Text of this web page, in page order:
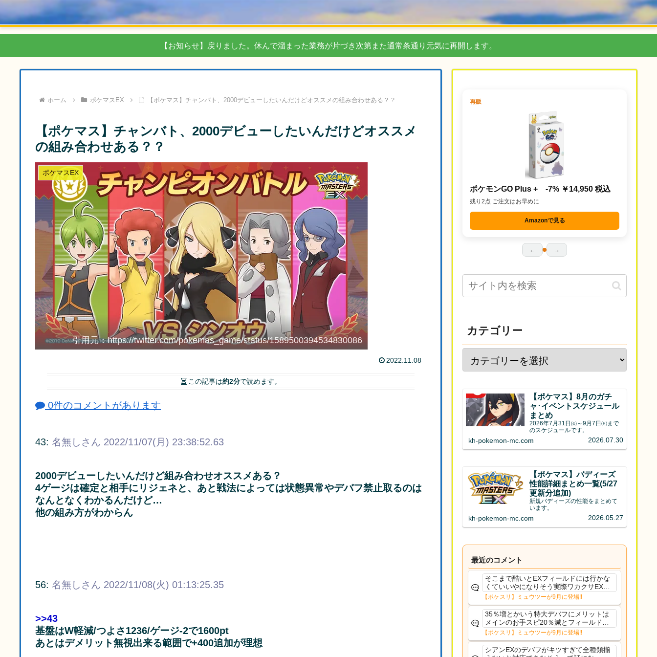
【お知らせ】戻りました。休んで溜まった業務が片づき次第また通常条通り元気に再開します。
ホーム ポケマスEX 【ポケマス】チャンバト、2000デビューしたいんだけどオススメの組み合わせある？？
【ポケマス】チャンバト、2000デビューしたいんだけどオススメ
の組み合わせある？？
ポケマスEX
引用元：https://twitter.com/pokemas_game/status/1589500394534830086
2022.11.08
この記事は約2分で読めます。
0件のコメントがあります
43: 名無しさん 2022/11/07(月) 23:38:52.63
2000デビューしたいんだけど組み合わせオススメある？
4ゲージは確定と相手にリジェネと、あと戦法によっては状態異常やデバフ禁止取るのは
なんとなくわかるんだけど…
他の組み方がわからん
56: 名無しさん 2022/11/08(火) 01:13:25.35
>>43
基盤はW軽減/つよさ1236/ゲージ-2で1600pt
あとはデメリット無視出来る範囲で+400追加が理想
再販
ポケモンGO Plus + -7% ￥14,950 税込
残り2点 ご注文はお早めに
Amazonで見る
← →
カテゴリー
【ポケマス】8月のガチ
ャ･イベントスケジュール
まとめ
2026年7月31日㈮～9月7日㈪まで
のスケジュールです。
kh-pokemon-mc.com 2026.07.30
【ポケマス】バディーズ
性能詳細まとめ一覧(5/27
更新分追加)
新規バディーズの性能をまとめて
います。
kh-pokemon-mc.com 2026.05.27
最近のコメント
そこまで酷いとEXフィールドには行かな
くていいやになりそう実際ワカクサEXで
さえあんまり行ってないや
【ポケスリ】ミュウツーが9月に登場!!
35％増とかいう特大デバフにメリットは
メインのお手スピ20％減とフィールド効
果のみフェアリーノーマルとか引いたら
まともに料理も作れないし終わり控えめ
に言ってカス
【ポケスリ】ミュウツーが9月に登場!!
シアンEXのデバフがキツすぎて全種類揃